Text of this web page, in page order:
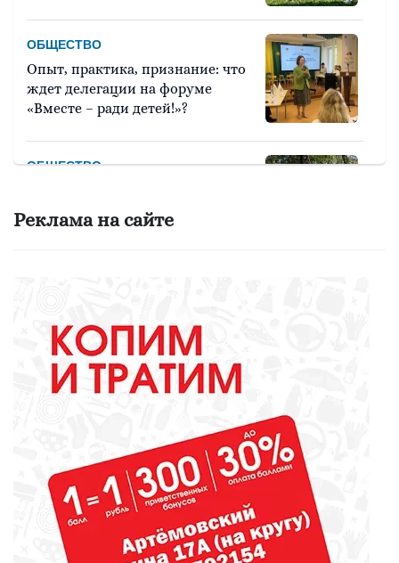
ОБЩЕСТВО
Опыт, практика, признание: что
ждет делегации на форуме
«Вместе – ради детей!»?
ОБЩЕСТВО
вкус»
ОБЩЕСТВО
Какие вирусы могут уничтожить
домашних свиней и птиц?
СПОРТ
Денис Паслер поставил
Реклама на сайте